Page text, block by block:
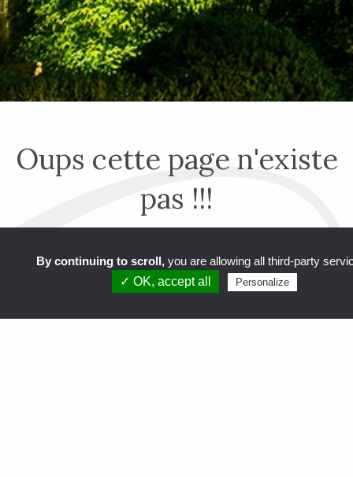
Oups cette page n'existe
pas !!!
VEUILLEZ UTILISER LES MENUS POUR NAVIGUER SUR
By continuing to scroll, you are allowing all third-party
✓ OK, accept all
Personalize